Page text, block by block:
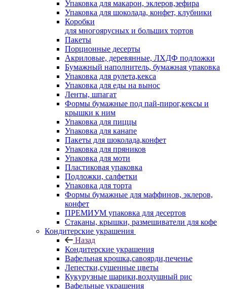
Упаковка для макарон, эклеров,зефира
Упаковка для шоколада, конфет, клубники
Коробки
для многоярусных и больших тортов
Пакеты
Порционные десерты
Акриловые, деревянные, ЛХДФ подложки
Бумажный наполнитель, бумажная упаковка
Упаковка для рулета,кекса
Упаковка для еды на вынос
Ленты, шпагат
Формы бумажные под пай-пирог,кексы и
крышки к ним
Упаковка для пиццы
Упаковка для канапе
Пакеты для шоколада,конфет
Упаковка для пряников
Упаковка для моти
Пластиковая упаковка
Подложки, салфетки
Упаковка для торта
Формы бумажные для маффинов, эклеров,
конфет
ПРЕМИУМ упаковка для десертов
Стаканы, крышки, размешиватели для кофе
Кондитерские украшения
Назад
Кондитерские украшения
Вафельная крошка,савоярди,печенье
Лепестки,сушенные цветы
Кукурузные шарики,воздушный рис
Вафельные украшения